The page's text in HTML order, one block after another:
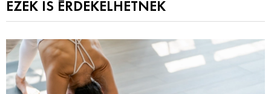
EZEK IS ÉRDEKELHETNEK